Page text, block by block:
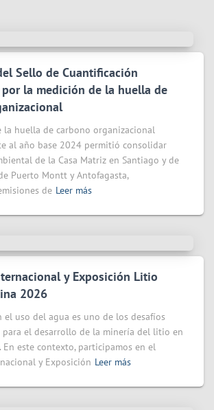
Sello de Cuantificación
la medición de la huella de
la huella de carbono organizacional
al año base 2024 permitió consolidar
de la Casa Matriz en Santiago y de
Puerto Montt y Antofagasta,
de Leer más
y Exposición Litio
2026
el uso del agua es uno de los desafíos
para el desarrollo de la minería del litio en
En este contexto, participamos en el
y Exposición Leer más